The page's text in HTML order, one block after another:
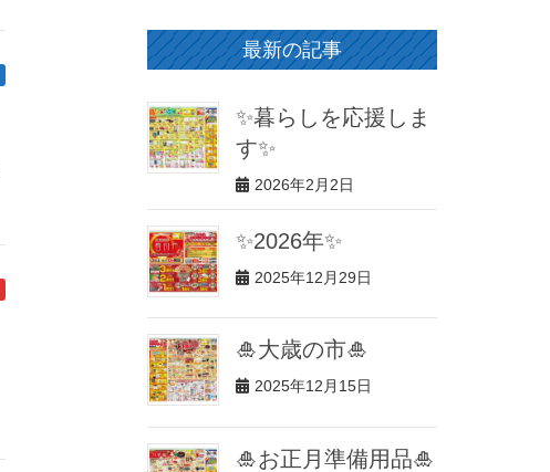
最新の記事
✨暮らしを応援しま
す✨
2026年2月2日
✨2026年✨
2025年12月29日
🎍大歳の市🎍
2025年12月15日
🎍お正月準備用品🎍